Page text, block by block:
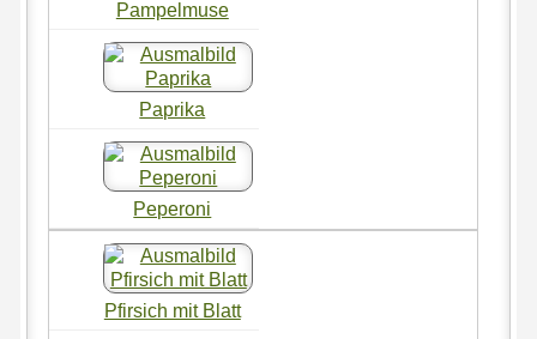
Pampelmuse
Paprika
Peperoni
Pfirsich mit Blatt